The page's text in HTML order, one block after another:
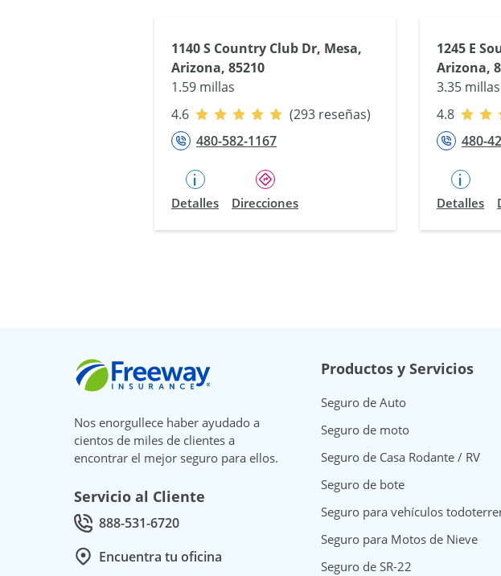
1140 S Country Club Dr, Mesa,
Arizona, 85210
1.59 millas
4.6
(293 reseñas)
480-582-1167
Detalles Direcciones
1245 E
Arizona,
3.35 millas
4.8
480-
Detalles
Freeway Insurance
Nos enorgullece haber ayudado a
cientos de miles de clientes a
encontrar el mejor seguro para ellos.
Servicio al Cliente
Call Customer service at
888-531-6720
Encuentra tu oficina
Productos y Servicios
Seguro de Auto
Seguro de moto
Seguro de Casa Rodante / RV
Seguro de bote
Seguro para vehículos
Seguro para Motos de Nieve
Seguro de SR-22